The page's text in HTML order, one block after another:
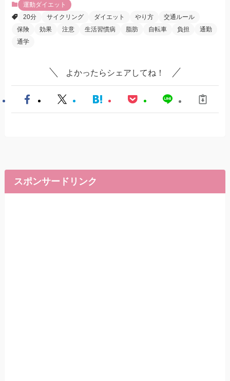
運動ダイエット
20分
サイクリング ダイエット やり方
交通ルール
保険
効果 注意 生活習慣病 脂肪 自転車 負担
通勤
通学
よかったらシェアしてね！
スポンサードリンク